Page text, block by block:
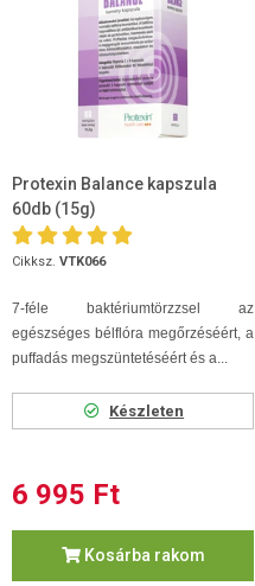
Protexin Balance kapszula
60db (15g)
Cikksz. VTK066
7-féle baktériumtörzzsel az
egészséges bélflóra megőrzéséért, a
puffadás megszüntetéséért és a...
Készleten
6 995 Ft
Kosárba rakom